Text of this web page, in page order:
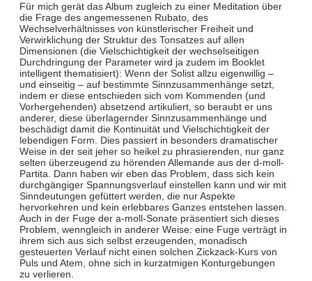
Für mich gerät das Album zugleich zu einer Meditation über
die Frage des angemessenen Rubato, des
Wechselverhältnisses von künstlerischer Freiheit und
Verwirklichung der Struktur des Tonsatzes auf allen
Dimensionen (die Vielschichtigkeit der wechselseitigen
Durchdringung der Parameter wird ja zudem im Booklet
intelligent thematisiert): Wenn der Solist allzu eigenwillig –
und einseitig – auf bestimmte Sinnzusammenhänge setzt,
indem er diese entschieden sich vom Kommenden (und
Vorhergehenden) absetzend artikuliert, so beraubt er uns
anderer, diese überlagernder Sinnzusammenhänge und
beschädigt damit die Kontinuität und Vielschichtigkeit der
lebendigen Form. Dies passiert in besonders dramatischer
Weise in der seit jeher so heikel zu phrasierenden, nur ganz
selten überzeugend zu hörenden Allemande aus der d-moll-
Partita. Dann haben wir eben das Problem, dass sich kein
durchgängiger Spannungsverlauf einstellen kann und wir mit
Sinndeutungen gefüttert werden, die nur Aspekte
hervorkehren und kein erlebbares Ganzes entstehen lassen.
Auch in der Fuge der a-moll-Sonate präsentiert sich dieses
Problem, wenngleich in anderer Weise: eine Fuge verträgt in
ihrem sich aus sich selbst erzeugenden, monadisch
gesteuerten Verlauf nicht einen solchen Zickzack-Kurs von
Puls und Atem, ohne sich in kurzatmigen Konturgebungen
zu verlieren.